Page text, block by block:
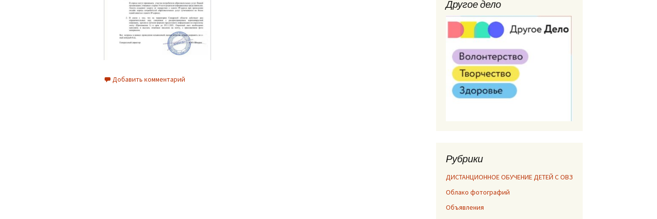
Добавить комментарий
Другое дело
Рубрики
ДИСТАНЦИОННОЕ ОБУЧЕНИЕ ДЕТЕЙ С ОВЗ
Облако фотографий
Объявления